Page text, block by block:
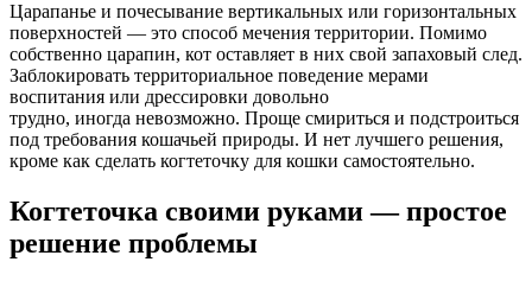
Царапанье и почесывание вертикальных или горизонтальных
поверхностей — это способ мечения территории. Помимо
собственно царапин, кот оставляет в них свой запаховый след.
Заблокировать территориальное поведение мерами
воспитания или дрессировки довольно
трудно, иногда невозможно. Проще смириться и подстроиться
под требования кошачьей природы. И нет лучшего решения,
кроме как сделать когтеточку для кошки самостоятельно.
Когтеточка своими руками — простое
решение проблемы